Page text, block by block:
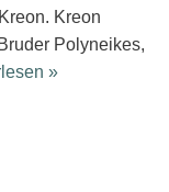
Kreon
Polyneikes,
»